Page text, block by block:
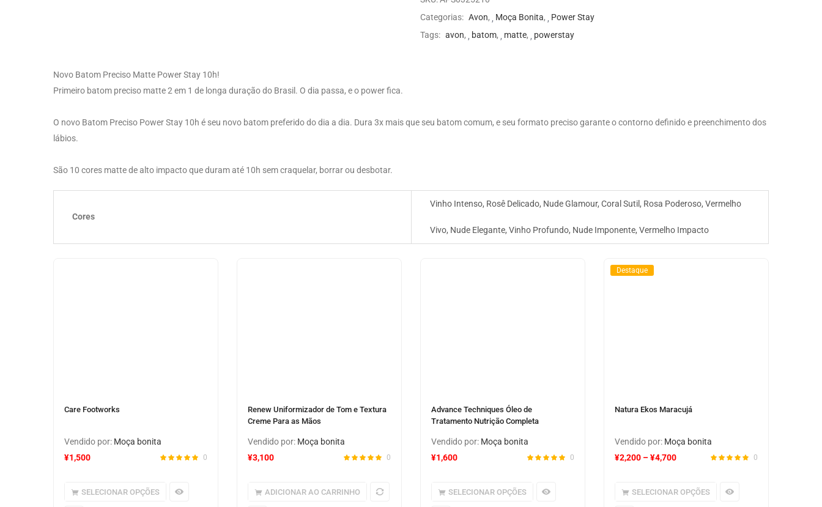
Categorias: Avon, Moça Bonita,
Power Stay
Tags: avon, batom, matte, powerstay
Novo Batom Preciso Matte Power Stay 10h!
Primeiro batom preciso matte 2 em 1 de longa duração do Brasil. O dia passa, e o power fica.
O novo Batom Preciso Power Stay 10h é seu novo batom preferido do dia a dia. Dura 3x mais que seu batom comum, e seu formato preciso garante o contorno definido e preenchimento dos
lábios.
São 10 cores matte de alto impacto que duram até 10h sem craquelar, borrar ou desbotar.
Cores
Vinho Intenso, Rosê Delicado, Nude Glamour, Coral Sutil, Rosa Poderoso, Vermelho
Vivo, Nude Elegante, Vinho Profundo, Nude Imponente, Vermelho Impacto
Care Footworks
Vendido por: Moça bonita
0
¥1,500
SELECIONAR OPÇÕES
Renew Uniformizador de Tom e Textura
Creme Para as Mãos
Vendido por: Moça bonita
0
¥3,100
ADICIONAR AO CARRINHO
Advance Techniques Óleo de
Tratamento Nutrição Completa
Vendido por: Moça bonita
0
¥1,600
SELECIONAR OPÇÕES
Destaque
Natura Ekos Maracujá
Vendido por: Moça bonita
0
¥2,200 –¥4,700
SELECIONAR OPÇÕES